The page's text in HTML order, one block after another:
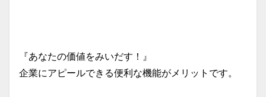
『あなたの価値をみいだす！』
企業にアピールできる便利な機能がメリットです。